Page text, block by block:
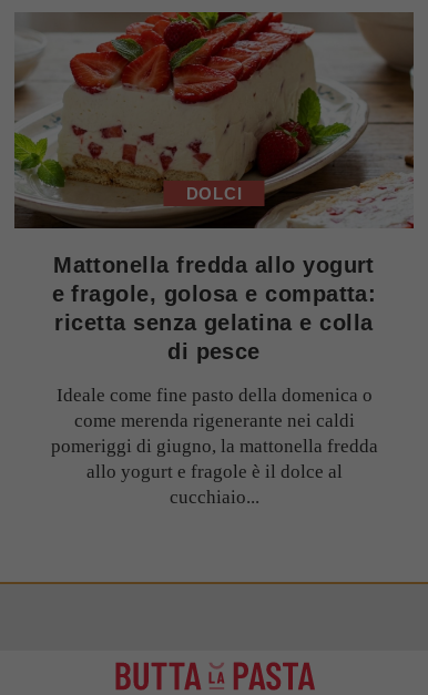
DOLCI
Mattonella fredda allo yogurt
e fragole, golosa e compatta:
ricetta senza gelatina e colla
di pesce
Ideale come fine pasto della domenica o
come merenda rigenerante nei caldi
pomeriggi di giugno, la mattonella fredda
allo yogurt e fragole è il dolce al
cucchiaio...